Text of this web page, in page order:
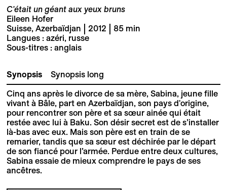
C'était un géant aux yeux bruns
Eileen Hofer
Suisse, Azerbaïdjan | 2012 | 85 min
Langues : azéri, russe
Sous-titres : anglais
Synopsis Synopsis long
Cinq ans après le divorce de sa mère, Sabina, jeune fille
vivant à Bâle, part en Azerbaïdjan, son pays d'origine,
pour rencontrer son père et sa sœur ainée qui était
restée avec lui à Baku. Son désir secret est de s’installer
là-bas avec eux. Mais son père est en train de se
remarier, tandis que sa sœur est déchirée par le départ
de son fiancé pour l’armée. Perdue entre deux cultures,
Sabina essaie de mieux comprendre le pays de ses
ancêtres.